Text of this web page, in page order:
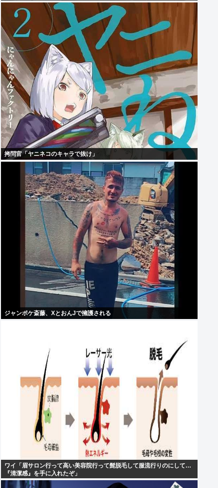
拷問官「ヤニネコのキャラで抜け」
ジャンポケ斎藤、XとおんJで擁護される
ワイ「眉サロン行って高い美容院行って髭脱毛して服流行りのにして…
『清潔感』を手に入れたぞ」